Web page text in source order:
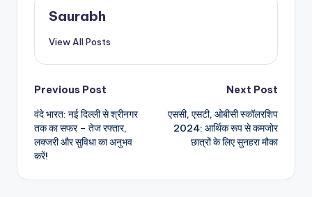
Saurabh
View All Posts
Post
navigation
Previous Post
वंदे भारत: नई दिल्ली से श्रीनगर
तक का सफर – तेज रफ्तार,
लक्जरी और सुविधा का अनुभव
करें!
Next Post
एससी, एसटी, ओबीसी स्कॉलरशिप
2024: आर्थिक रूप से कमजोर
छात्रों के लिए सुनहरा मौका